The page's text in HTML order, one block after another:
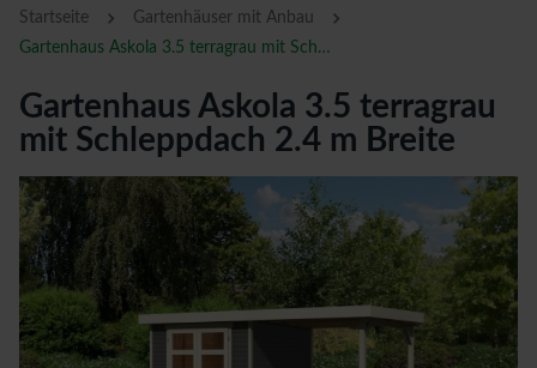
Startseite › Gartenhäuser mit Anbau ›
Gartenhaus Askola 3.5 terragrau mit Schleppdach 2.4 m Breite
Gartenhaus Askola 3.5 terragrau
mit Schleppdach 2.4 m Breite